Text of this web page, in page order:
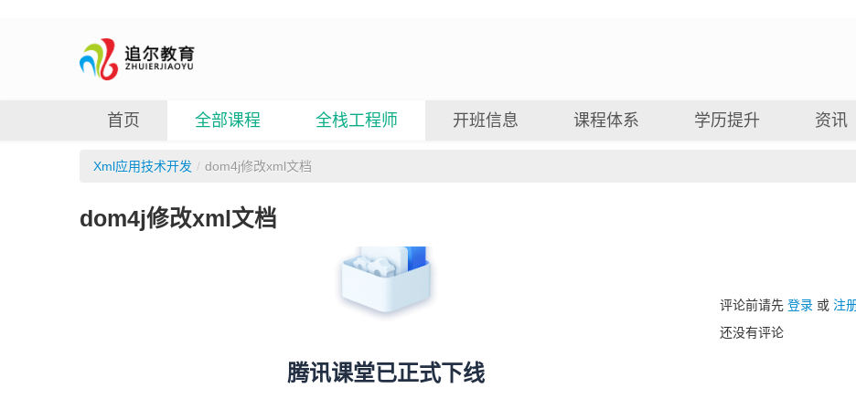
首页 全部课程 全栈工程师 开班信息 课程体系 学历提升 资讯
Xml应用技术开发 / dom4j修改xml文档
dom4j修改xml文档
评论前请先 登录 或 注
还没有评论